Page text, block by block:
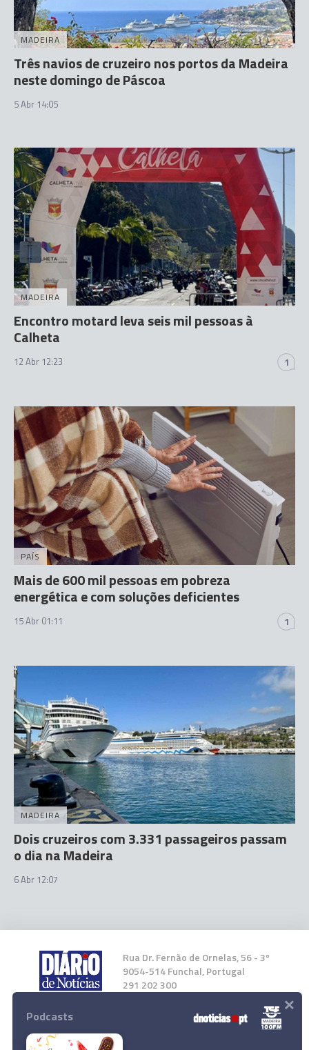
MADEIRA
Três navios de cruzeiro nos portos da Madeira
neste domingo de Páscoa
5 Abr 14:05
MADEIRA
Encontro motard leva seis mil pessoas à
Calheta
12 Abr 12:23 1
PAÍS
Mais de 600 mil pessoas em pobreza
energética e com soluções deficientes
15 Abr 01:11 1
MADEIRA
Dois cruzeiros com 3.331 passageiros passam
o dia na Madeira
6 Abr 12:07
Rua Dr. Fernão de Ornelas, 56 - 3º
9054-514 Funchal, Portugal
291 202 300
Instale a nossa App
Podcasts ×